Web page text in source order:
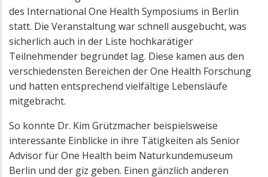
des International One Health Symposiums in Berlin
statt. Die Veranstaltung war schnell ausgebucht, was
sicherlich auch in der Liste hochkarätiger
Teilnehmender begründet lag. Diese kamen aus den
verschiedensten Bereichen der One Health Forschung
und hatten entsprechend vielfältige Lebensläufe
mitgebracht.
So konnte Dr. Kim Grützmacher beispielsweise
interessante Einblicke in ihre Tätigkeiten als Senior
Advisor für One Health beim Naturkundemuseum
Berlin und der giz geben. Einen gänzlich anderen